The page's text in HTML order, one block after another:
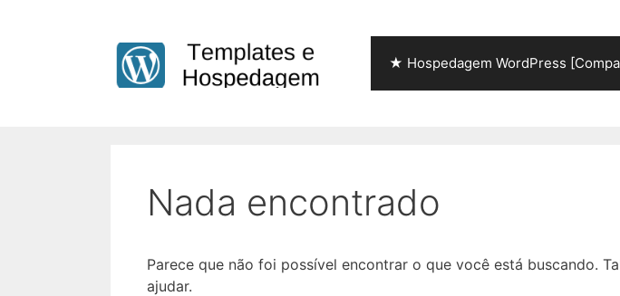
★ Hospedagem WordPress
Nada encontrado
Parece que não foi possível encontrar o que você está buscando.
ajudar.